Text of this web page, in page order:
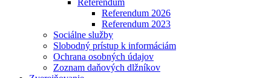
Referendum
Referendum 2026
Referendum 2023
Sociálne služby
Slobodný prístup k informáciám
Ochrana osobných údajov
Zoznam daňových dlžníkov